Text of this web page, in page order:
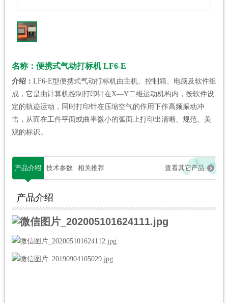
名称：便携式气动打标机 LF6-E
介绍： LF6-E型便携式气动打标机由主机、控制箱、电脑及软件组
成，它是由计算机控制打印针在X—Y二维运动机构内，按软件设
定的轨迹运动，同时打印针在压缩空气的作用下作高频振动冲
击，从而在工件平面或曲率微小的弧面上打印出清晰、规范、美
观的标识。
产品介绍 技术参数 相关推荐 查看其它产品
产品介绍